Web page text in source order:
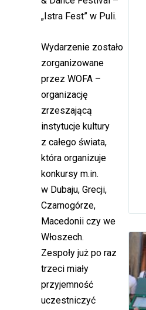
„Istra Fest” w Puli.
Wydarzenie zostało
zorganizowane
przez WOFA –
organizację
zrzeszającą
instytucje kultury
z całego świata,
która organizuje
konkursy m.in.
w Dubaju, Grecji,
Czarnogórze,
Macedonii czy we
Włoszech.
Zespoły już po raz
trzeci miały
przyjemność
uczestniczyć